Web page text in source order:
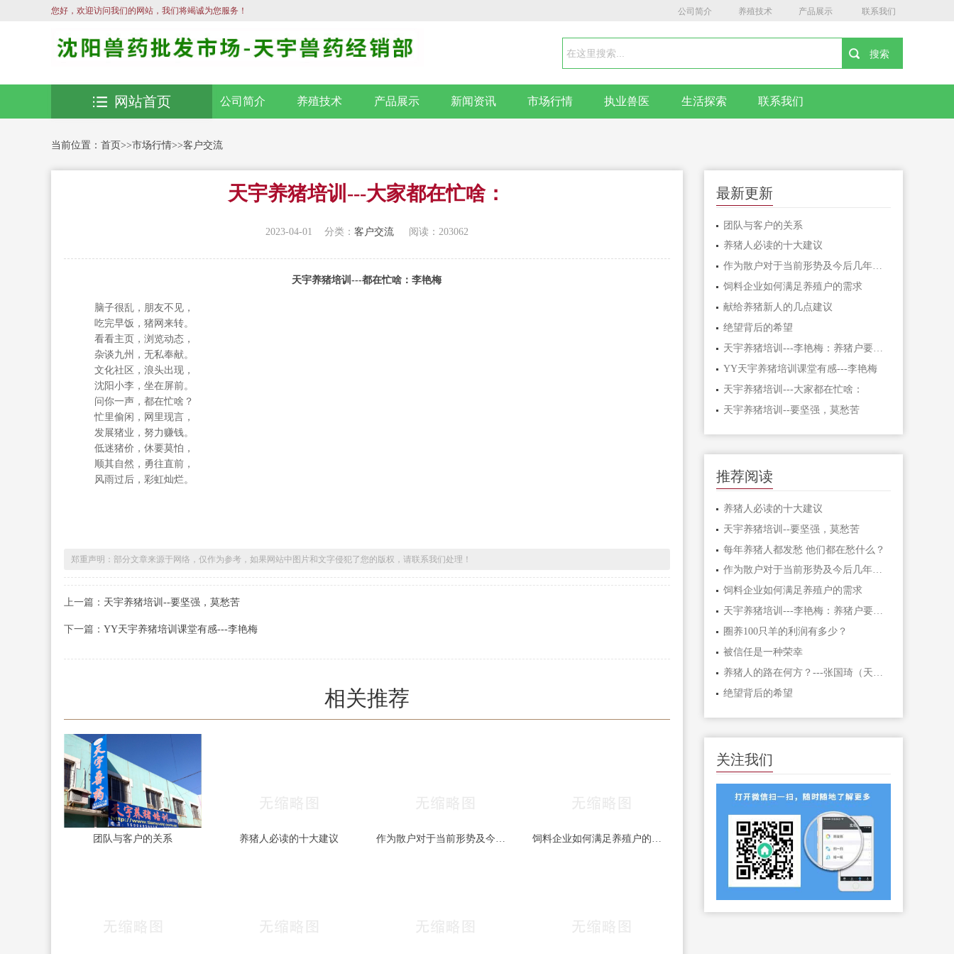
您好，欢迎访问我们的网站，我们将竭诚为您服务！ 公司简介 养殖技术 产品展示 联系我们
公司简介 养殖技术 产品展示 新闻资讯 市场行情 执业兽医 生活探索 联系我们
网站首页
当前位置： 首页>>市场行情>>客户交流
天宇养猪培训---大家都在忙啥：
2023-04-01 分类： 客户交流 阅读：203062
天宇养猪培训---都在忙啥：李艳梅
脑子很乱，朋友不见，
吃完早饭，猪网来转。
看看主页，浏览动态，
杂谈九州，无私奉献。
文化社区，浪头出现，
沈阳小李，坐在屏前。
问你一声，都在忙啥？
忙里偷闲，网里现言，
发展猪业，努力赚钱。
低迷猪价，休要莫怕，
顺其自然，勇往直前，
风雨过后，彩虹灿烂。
郑重声明：部分文章来源于网络，仅作为参考，如果网站中图片和文字侵犯了您的版权，请联系我们处理！
上一篇： 天宇养猪培训--要坚强，莫愁苦
下一篇： YY天宇养猪培训课堂有感---李艳梅
相关推荐
团队与客户的关系 养猪人必读的十大建议
最新更新
团队与客户的关系
养猪人必读的十大建议
作为散户对于当前形势及今后几年养殖模式的思考
饲料企业如何满足养殖户的需求
献给养猪新人的几点建议
绝望背后的希望
天宇养猪培训---李艳梅：养猪户要坚强，挺得住
YY天宇养猪培训课堂有感---李艳梅
天宇养猪培训---大家都在忙啥：
天宇养猪培训--要坚强，莫愁苦
推荐阅读
养猪人必读的十大建议
天宇养猪培训--要坚强，莫愁苦
每年养猪人都发愁 他们都在愁什么？
作为散户对于当前形势及今后几年养殖模式的思考
饲料企业如何满足养殖户的需求
天宇养猪培训---李艳梅：养猪户要坚强，挺得住
圈养100只羊的利润有多少？
被信任是一种荣幸
养猪人的路在何方？---张国琦（天宇养猪培训霸气）
绝望背后的希望
关注我们